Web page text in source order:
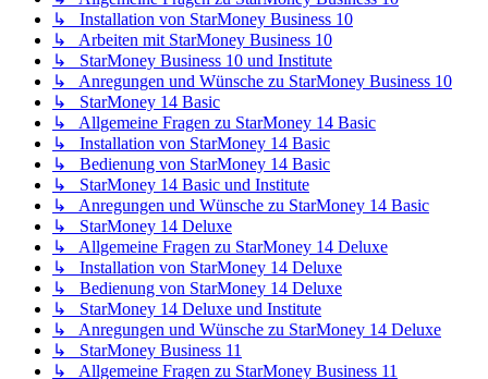
↳ Installation von StarMoney Business 10
↳ Arbeiten mit StarMoney Business 10
↳ StarMoney Business 10 und Institute
↳ Anregungen und Wünsche zu StarMoney Business 10
↳ StarMoney 14 Basic
↳ Allgemeine Fragen zu StarMoney 14 Basic
↳ Installation von StarMoney 14 Basic
↳ Bedienung von StarMoney 14 Basic
↳ StarMoney 14 Basic und Institute
↳ Anregungen und Wünsche zu StarMoney 14 Basic
↳ StarMoney 14 Deluxe
↳ Allgemeine Fragen zu StarMoney 14 Deluxe
↳ Installation von StarMoney 14 Deluxe
↳ Bedienung von StarMoney 14 Deluxe
↳ StarMoney 14 Deluxe und Institute
↳ Anregungen und Wünsche zu StarMoney 14 Deluxe
↳ StarMoney Business 11
↳ Allgemeine Fragen zu StarMoney Business 11